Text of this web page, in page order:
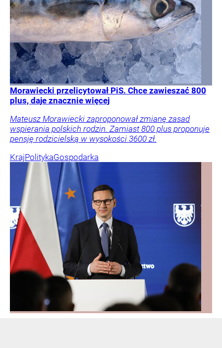
Morawiecki przelicytował PiS. Chce zawieszać 800
plus, daje znacznie więcej
Mateusz Morawiecki zaproponował zmianę zasad
wspierania polskich rodzin. Zamiast 800 plus proponuje
pensję rodzicielską w wysokości 3600 zł.
KrajPolitykaGospodarka